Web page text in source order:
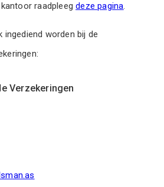
raadpleegdeze pagina.
ingediend worden bij de
Verzekeringen